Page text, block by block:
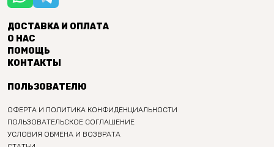
ДОСТАВКА И ОПЛАТА
О НАС
ПОМОЩЬ
КОНТАКТЫ
ПОЛЬЗОВАТЕЛЮ
ОФЕРТА И ПОЛИТИКА КОНФИДЕНЦИАЛЬНОСТИ
ПОЛЬЗОВАТЕЛЬСКОЕ СОГЛАШЕНИЕ
УСЛОВИЯ ОБМЕНА И ВОЗВРАТА